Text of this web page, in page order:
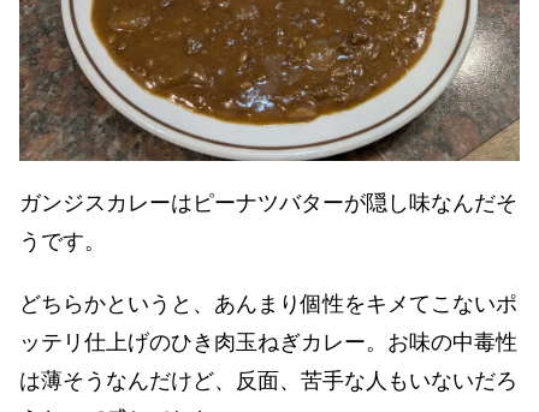
ガンジスカレーはピーナツバターが隠し味なんだそ
うです。
どちらかというと、あんまり個性をキメてこないポ
ッテリ仕上げのひき肉玉ねぎカレー。お味の中毒性
は薄そうなんだけど、反面、苦手な人もいないだろ